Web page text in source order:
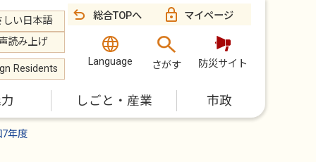
しい日本語
読み上げ
Residents
総合TOPへ マイページ
Language さがす 防災サイト
しごと・産業 市政
年度